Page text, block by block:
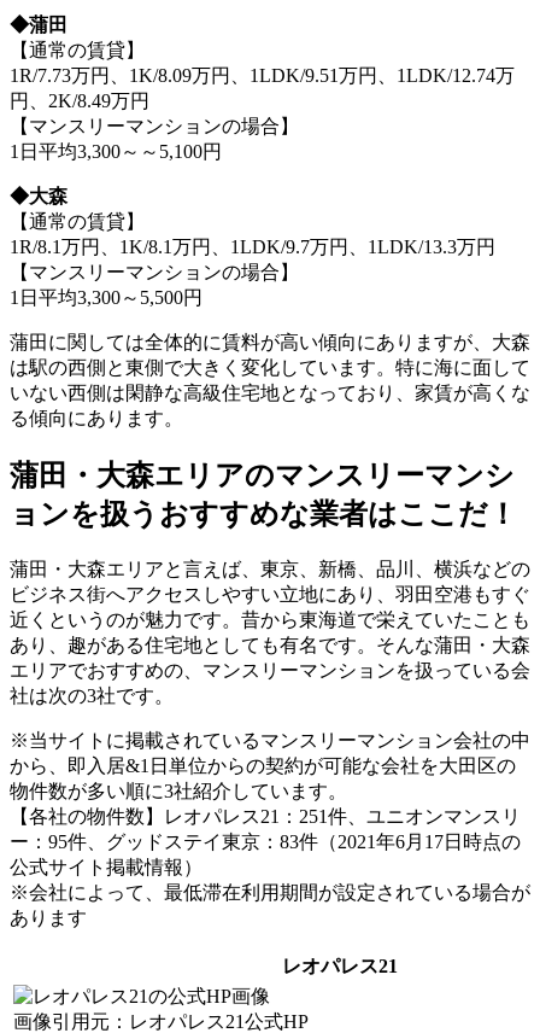
◆蒲田
【通常の賃貸】
1R/7.73万円、1K/8.09万円、1LDK/9.51万円、1LDK/12.74万
円、2K/8.49万円
【マンスリーマンションの場合】
1日平均3,300～～5,100円
◆大森
【通常の賃貸】
1R/8.1万円、1K/8.1万円、1LDK/9.7万円、1LDK/13.3万円
【マンスリーマンションの場合】
1日平均3,300～5,500円
蒲田に関しては全体的に賃料が高い傾向にありますが、大森
は駅の西側と東側で大きく変化しています。特に海に面して
いない西側は閑静な高級住宅地となっており、家賃が高くな
る傾向にあります。
蒲田・大森エリアのマンスリーマンシ
ョンを扱うおすすめな業者はここだ！
蒲田・大森エリアと言えば、東京、新橋、品川、横浜などの
ビジネス街へアクセスしやすい立地にあり、羽田空港もすぐ
近くというのが魅力です。昔から東海道で栄えていたことも
あり、趣がある住宅地としても有名です。そんな蒲田・大森
エリアでおすすめの、マンスリーマンションを扱っている会
社は次の3社です。
※当サイトに掲載されているマンスリーマンション会社の中
から、即入居&1日単位からの契約が可能な会社を大田区の
物件数が多い順に3社紹介しています。
【各社の物件数】レオパレス21：251件、ユニオンマンスリ
ー：95件、グッドステイ東京：83件（2021年6月17日時点の
公式サイト掲載情報）
※会社によって、最低滞在利用期間が設定されている場合が
あります
レオパレス21
画像引用元：レオパレス21公式HP